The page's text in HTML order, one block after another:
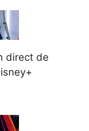
direct de